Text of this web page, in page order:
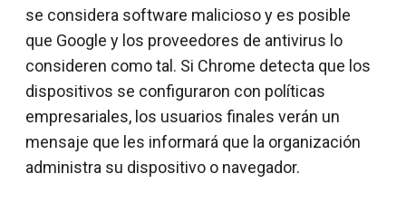
se considera software malicioso y es posible
que Google y los proveedores de antivirus lo
consideren como tal. Si Chrome detecta que los
dispositivos se configuraron con políticas
empresariales, los usuarios finales verán un
mensaje que les informará que la organización
administra su dispositivo o navegador.